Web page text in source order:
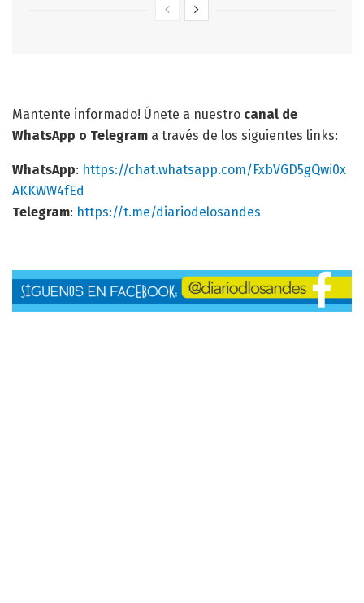
Mantente informado! Únete a nuestro canal de
WhatsApp o Telegram a través de los siguientes links:
WhatsApp: https://chat.whatsapp.com/FxbVGD5gQwi0x
AKKWW4fEd
Telegram: https://t.me/diariodelosandes